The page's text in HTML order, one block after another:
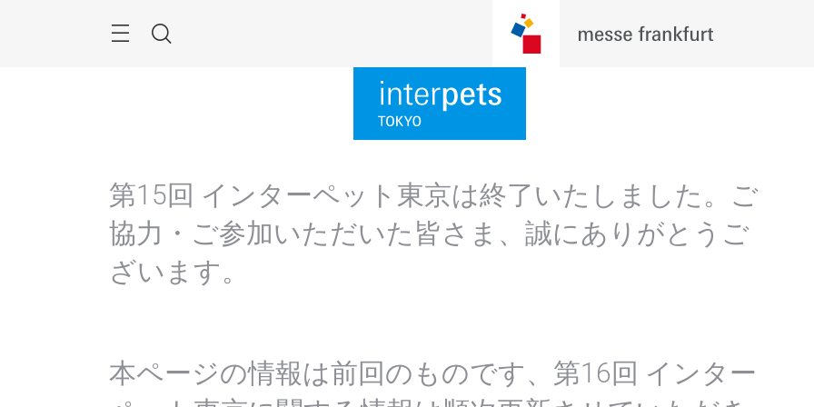
Search
第15回 インターペット東京は終了いたしました。ご
協力・ご参加いただいた皆さま、誠にありがとうご
ざいます。
本ページの情報は前回のものです、第16回 インター